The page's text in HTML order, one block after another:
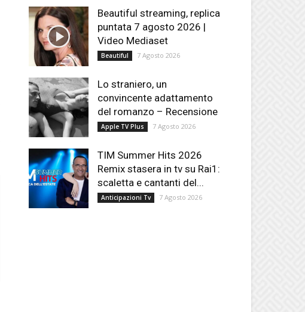
Beautiful streaming, replica
puntata 7 agosto 2026 |
Video Mediaset
Beautiful 7 Agosto 2026
Lo straniero, un
convincente adattamento
del romanzo – Recensione
Apple TV Plus 7 Agosto 2026
TIM Summer Hits 2026
Remix stasera in tv su Rai1:
scaletta e cantanti del...
Anticipazioni Tv 7 Agosto 2026